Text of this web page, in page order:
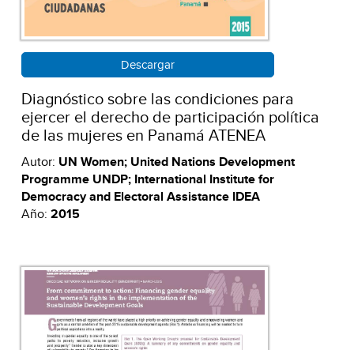
Descargar
Diagnóstico sobre las condiciones para
ejercer el derecho de participación política
de las mujeres en Panamá ATENEA
Autor: UN Women; United Nations Development
Programme UNDP; International Institute for
Democracy and Electoral Assistance IDEA
Año: 2015